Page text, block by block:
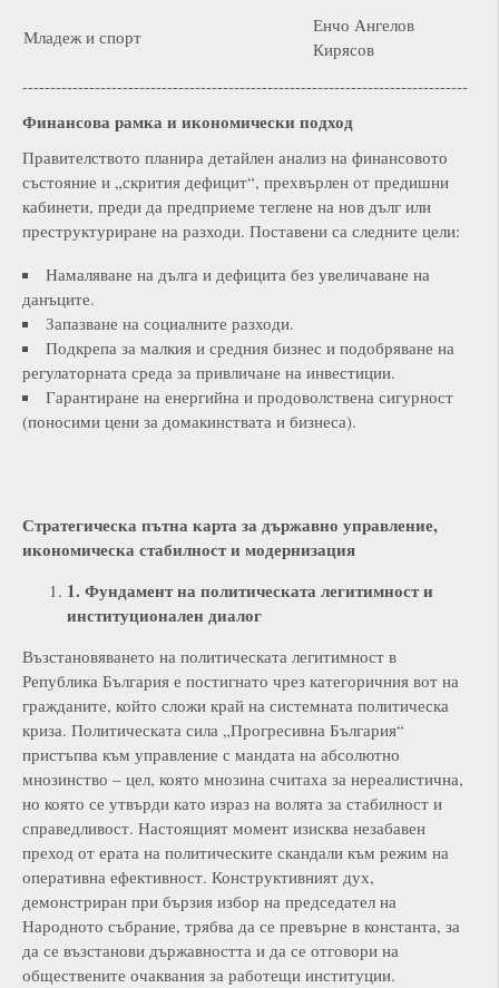
Младеж и спорт
Енчо Ангелов
Кирясов
--------------------------------------------------------------------------------
Финансова рамка и икономически подход
Правителството планира детайлен анализ на финансовото
състояние и „скрития дефицит“, прехвърлен от предишни
кабинети, преди да предприеме теглене на нов дълг или
преструктуриране на разходи. Поставени са следните цели:
Намаляване на дълга и дефицита без увеличаване на
данъците.
Запазване на социалните разходи.
Подкрепа за малкия и средния бизнес и подобряване на
регулаторната среда за привличане на инвестиции.
Гарантиране на енергийна и продоволствена сигурност
(поносими цени за домакинствата и бизнеса).
Стратегическа пътна карта за държавно управление,
икономическа стабилност и модернизация
1. Фундамент на политическата легитимност и
институционален диалог
Възстановяването на политическата легитимност в
Република България е постигнато чрез категоричния вот на
гражданите, който сложи край на системната политическа
криза. Политическата сила „Прогресивна България“
пристъпва към управление с мандата на абсолютно
мнозинство – цел, която мнозина считаха за нереалистична,
но която се утвърди като израз на волята за стабилност и
справедливост. Настоящият момент изисква незабавен
преход от ерата на политическите скандали към режим на
оперативна ефективност. Конструктивният дух,
демонстриран при бързия избор на председател на
Народното събрание, трябва да се превърне в константа, за
да се възстанови държавността и да се отговори на
обществените очаквания за работещи институции.